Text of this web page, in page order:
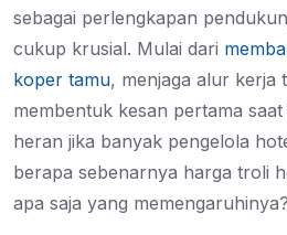
sebagai perlengkapan
cukup krusial. Mulai dari
koper tamu, menjaga alur kerja
membentuk kesan pertama
heran jika banyak pengelola
berapa sebenarnya harga troli
apa saja yang memengaruhinya?